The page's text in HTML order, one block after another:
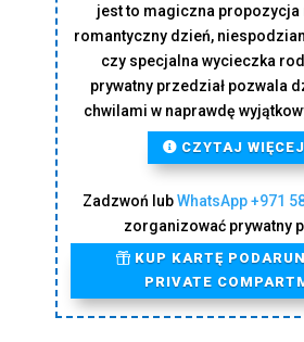
jest to magiczna propozycja
romantyczny dzień,
czy specjalna wycieczka
prywatny przedział pozwala
chwilami w naprawdę
CZYTAJ WIĘCEJ
Zadzwoń lubWhatsApp +971
zorganizować prywatny
KUP KARTĘ
PRIVATE